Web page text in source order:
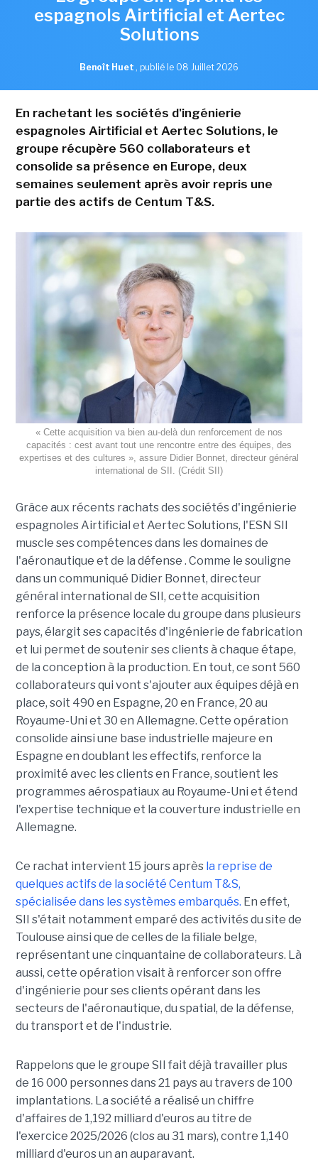
espagnols Airtificial et Aertec
Solutions
Benoît Huet , publié le 08 Juillet 2026
En rachetant les sociétés d'ingénierie
espagnoles Airtificial et Aertec Solutions, le
groupe récupère 560 collaborateurs et
consolide sa présence en Europe, deux
semaines seulement après avoir repris une
partie des actifs de Centum T&S.
« Cette acquisition va bien au-delà dun renforcement de nos
capacités : cest avant tout une rencontre entre des équipes, des
expertises et des cultures », assure Didier Bonnet, directeur général
international de SII. (Crédit SII)
Grâce aux récents rachats des sociétés d'ingénierie
espagnoles Airtificial et Aertec Solutions, l'ESN SII
muscle ses compétences dans les domaines de
l'aéronautique et de la défense . Comme le souligne
dans un communiqué Didier Bonnet, directeur
général international de SII, cette acquisition
renforce la présence locale du groupe dans plusieurs
pays, élargit ses capacités d'ingénierie de fabrication
et lui permet de soutenir ses clients à chaque étape,
de la conception à la production. En tout, ce sont 560
collaborateurs qui vont s'ajouter aux équipes déjà en
place, soit 490 en Espagne, 20 en France, 20 au
Royaume-Uni et 30 en Allemagne. Cette opération
consolide ainsi une base industrielle majeure en
Espagne en doublant les effectifs, renforce la
proximité avec les clients en France, soutient les
programmes aérospatiaux au Royaume-Uni et étend
l'expertise technique et la couverture industrielle en
Allemagne.
Ce rachat intervient 15 jours après la reprise de
quelques actifs de la société Centum T&S,
spécialisée dans les systèmes embarqués. En effet,
SII s'était notamment emparé des activités du site de
Toulouse ainsi que de celles de la filiale belge,
représentant une cinquantaine de collaborateurs. Là
aussi, cette opération visait à renforcer son offre
d'ingénierie pour ses clients opérant dans les
secteurs de l'aéronautique, du spatial, de la défense,
du transport et de l'industrie.
Rappelons que le groupe SII fait déjà travailler plus
de 16 000 personnes dans 21 pays au travers de 100
implantations. La société a réalisé un chiffre
d'affaires de 1,192 milliard d'euros au titre de
l'exercice 2025/2026 (clos au 31 mars), contre 1,140
milliard d'euros un an auparavant.